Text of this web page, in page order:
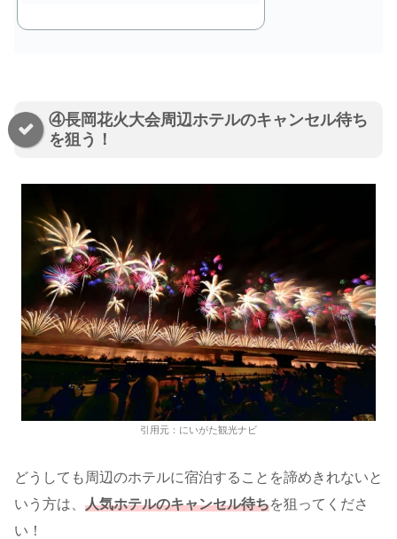
④長岡花火大会周辺ホテルのキャンセル待ち
を狙う！
引用元：にいがた観光ナビ
どうしても周辺のホテルに宿泊することを諦めきれないと
いう方は、 人気ホテルのキャンセル待ちを狙ってくださ
い！